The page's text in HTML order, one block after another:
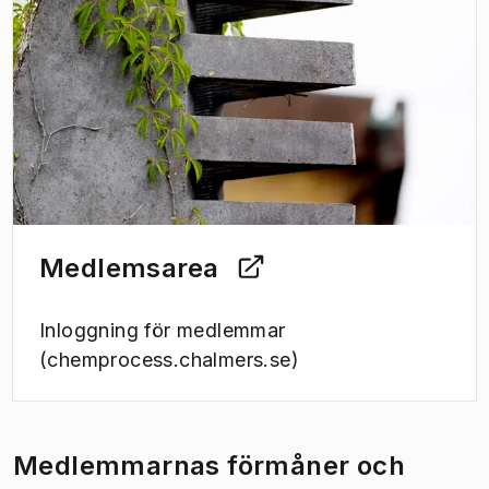
Medlemsarea
Inloggning för medlemmar
(chemprocess.chalmers.se)
Medlemmarnas förmåner och